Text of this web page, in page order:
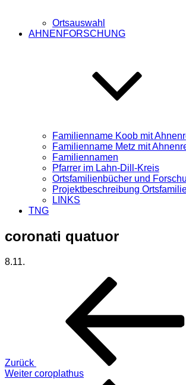
Ortsauswahl
AHNENFORSCHUNG
Familienname Koob mit
Familienname Metz mit
Familiennamen
Pfarrer im Lahn-Dill-Kreis
Ortsfamilienbücher und
Projektbeschreibung
LINKS
TNG
coronati quatuor
8.11.
Beitragsnavigation
Zurück
Nächster
Weiter coroplathus